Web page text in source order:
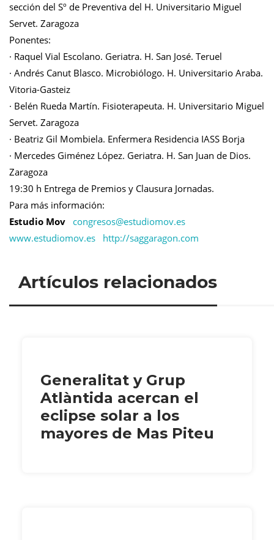
sección del Sº de Preventiva del H. Universitario Miguel
Servet. Zaragoza
Ponentes:
· Raquel Vial Escolano. Geriatra. H. San José. Teruel
· Andrés Canut Blasco. Microbiólogo. H. Universitario Araba.
Vitoria-Gasteiz
· Belén Rueda Martín. Fisioterapeuta. H. Universitario Miguel
Servet. Zaragoza
· Beatriz Gil Mombiela. Enfermera Residencia IASS Borja
· Mercedes Giménez López. Geriatra. H. San Juan de Dios.
Zaragoza
19:30 h Entrega de Premios y Clausura Jornadas.
Para más información:
Estudio Mov
congresos@estudiomov.es
www.estudiomov.es
http://saggaragon.com
Artículos relacionados
Generalitat y Grup
Atlàntida acercan el
eclipse solar a los
mayores de Mas Piteu